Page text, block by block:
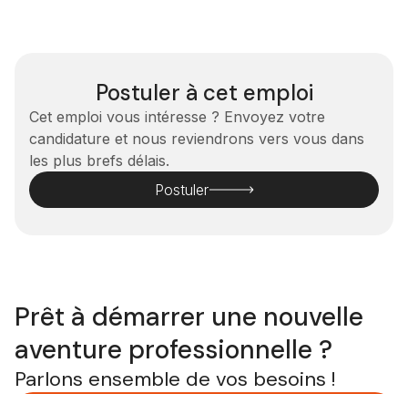
Postuler à cet emploi
Cet emploi vous intéresse ? Envoyez votre
candidature et nous reviendrons vers vous dans
les plus brefs délais.
Postuler
Prêt à démarrer une nouvelle
aventure professionnelle ?
Parlons ensemble de vos besoins !